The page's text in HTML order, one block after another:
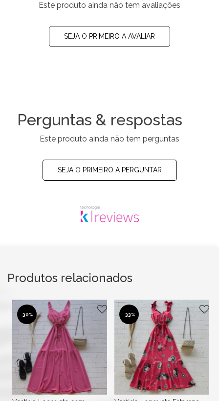
Este produto ainda não tem avaliações
SEJA O PRIMEIRO A AVALIAR
Perguntas & respostas
Este produto ainda não tem perguntas
SEJA O PRIMEIRO A PERGUNTAR
Produtos relacionados
-30% -33%